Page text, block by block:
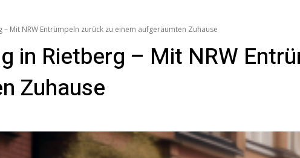
– Mit NRW Entrümpeln zurück zu einem aufgeräumten Zuhause
in Rietberg – Mit NRW
Zuhause